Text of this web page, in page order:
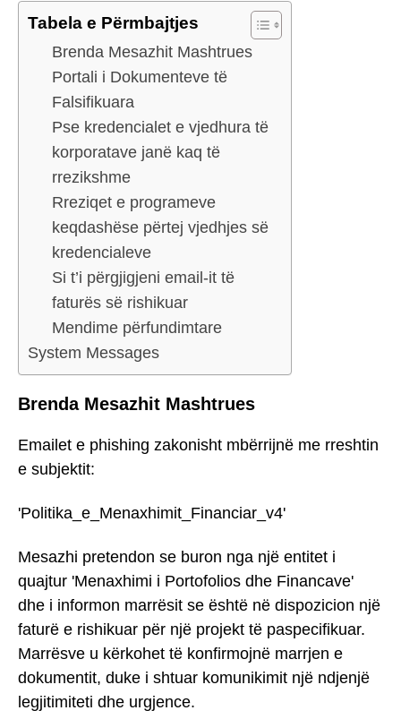
Tabela e Përmbajtjes
Brenda Mesazhit Mashtrues
Portali i Dokumenteve të
Falsifikuara
Pse kredencialet e vjedhura të
korporatave janë kaq të
rrezikshme
Rreziqet e programeve
keqdashëse përtej vjedhjes së
kredencialeve
Si t’i përgjigjeni email-it të
faturës së rishikuar
Mendime përfundimtare
System Messages
Brenda Mesazhit Mashtrues
Emailet e phishing zakonisht mbërrijnë me rreshtin
e subjektit:
'Politika_e_Menaxhimit_Financiar_v4'
Mesazhi pretendon se buron nga një entitet i
quajtur 'Menaxhimi i Portofolios dhe Financave'
dhe i informon marrësit se është në dispozicion një
faturë e rishikuar për një projekt të paspecifikuar.
Marrësve u kërkohet të konfirmojnë marrjen e
dokumentit, duke i shtuar komunikimit një ndjenjë
legjitimiteti dhe urgjence.